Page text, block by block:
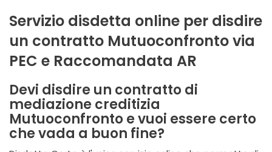
Servizio disdetta online per disdire
un contratto Mutuoconfronto via
PEC e Raccomandata AR
Devi disdire un contratto di
mediazione creditizia
Mutuoconfronto e vuoi essere certo
che vada a buon fine?